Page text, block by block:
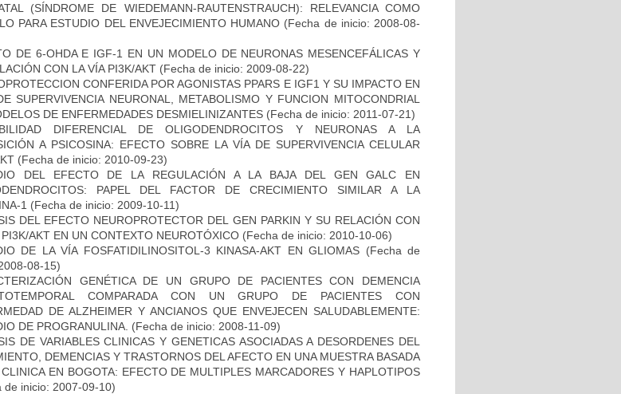
(SÍNDROME DE WIEDEMANN-RAUTENSTRAUCH): RELEVANCIA COMO
PARA ESTUDIO DEL ENVEJECIMIENTO HUMANO (Fecha de inicio: 2008-08-
DE 6-OHDA E IGF-1 EN UN MODELO DE NEURONAS MESENCEFÁLICAS Y
CON LA VÍA PI3K/AKT (Fecha de inicio: 2009-08-22)
CONFERIDA POR AGONISTAS PPARS E IGF1 Y SU IMPACTO EN
SUPERVIVENCIA NEURONAL, METABOLISMO Y FUNCION MITOCONDRIAL
DE ENFERMEDADES DESMIELINIZANTES (Fecha de inicio: 2011-07-21)
DIFERENCIAL DE OLIGODENDROCITOS Y NEURONAS A LA
A PSICOSINA: EFECTO SOBRE LA VÍA DE SUPERVIVENCIA CELULAR
(Fecha de inicio: 2010-09-23)
DEL EFECTO DE LA REGULACIÓN A LA BAJA DEL GEN GALC EN
PAPEL DEL FACTOR DE CRECIMIENTO SIMILAR A LA
1 (Fecha de inicio: 2009-10-11)
DEL EFECTO NEUROPROTECTOR DEL GEN PARKIN Y SU RELACIÓN CON
PI3K/AKT EN UN CONTEXTO NEUROTÓXICO (Fecha de inicio: 2010-10-06)
DE LA VÍA FOSFATIDILINOSITOL-3 KINASA-AKT EN GLIOMAS (Fecha de
08-15)
GENÉTICA DE UN GRUPO DE PACIENTES CON DEMENCIA
COMPARADA CON UN GRUPO DE PACIENTES CON
DE ALZHEIMER Y ANCIANOS QUE ENVEJECEN SALUDABLEMENTE:
DE PROGRANULINA. (Fecha de inicio: 2008-11-09)
DE VARIABLES CLINICAS Y GENETICAS ASOCIADAS A DESORDENES DEL
DEMENCIAS Y TRASTORNOS DEL AFECTO EN UNA MUESTRA BASADA
EN BOGOTA: EFECTO DE MULTIPLES MARCADORES Y HAPLOTIPOS
de inicio: 2007-09-10)